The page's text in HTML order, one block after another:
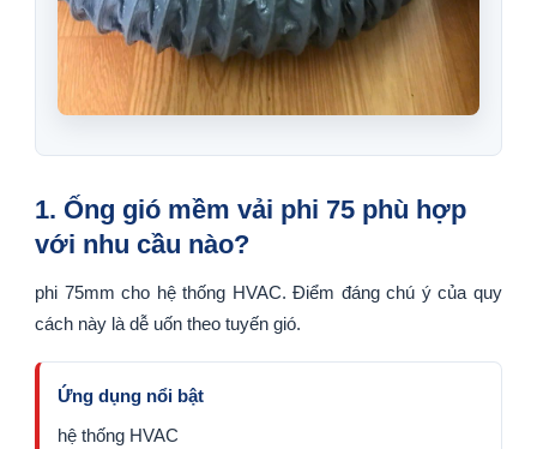
1. Ống gió mềm vải phi 75 phù hợp
với nhu cầu nào?
phi 75mm cho hệ thống HVAC. Điểm đáng chú ý của quy
cách này là dễ uốn theo tuyến gió.
Ứng dụng nổi bật
hệ thống HVAC